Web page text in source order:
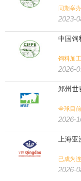
同期举
2023-
中国饲
饲料加
料品牌展
2026-
郑州世
全球目
2026-
上海亚
已成为
链的桥梁
2026-